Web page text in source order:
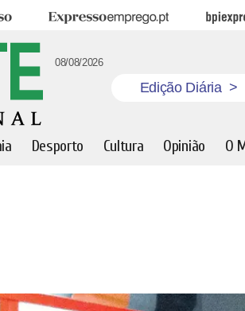
Expresso Emprego BPI
08/08/2026
Edição Diária >
Desporto Cultura Opinião O